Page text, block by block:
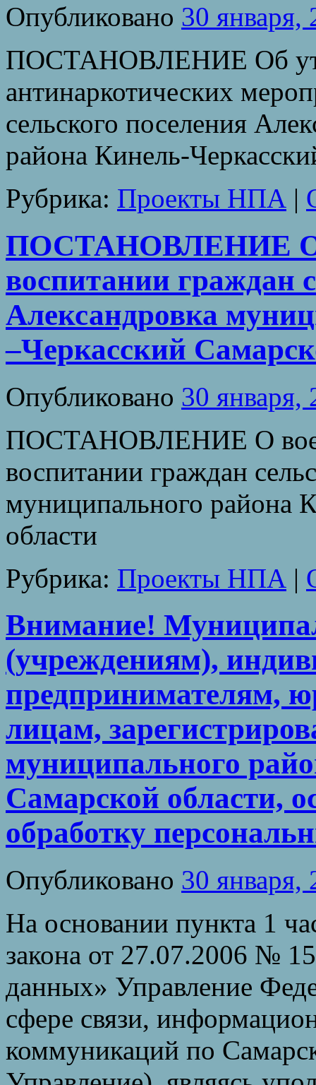
Опубликовано 30 января,
ПОСТАНОВЛЕНИЕ Об
антинаркотических
сельского поселения
района Кинель-
Рубрика: Проекты НПА |
ПОСТАНОВЛЕНИЕ О
воспитании граждан
Александровка
–Черкасский
Опубликовано 30 января,
ПОСТАНОВЛЕНИЕ О
воспитании граждан
муниципального района
области
Рубрика: Проекты НПА |
Внимание!
(учреждениям),
предпринимателям,
лицам,
муниципального
Самарской области,
обработку
Опубликовано 30 января,
На основании пункта 1
закона от 27.07.2006 №
данных» Управление
сфере связи,
коммуникаций по